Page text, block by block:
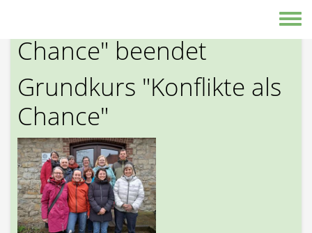
Grundkurs "Konflikte als
Chance" beendet
Grundkurs "Konflikte als
Chance"